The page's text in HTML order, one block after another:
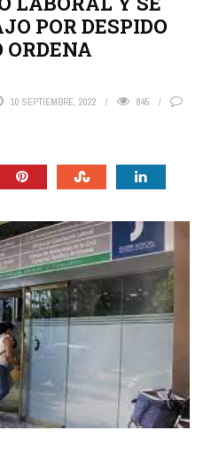
POR DESPIDO
ORDENA
10 SEPTIEMBRE, 2022
845